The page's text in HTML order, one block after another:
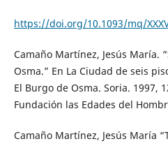
https://doi.org/10.1093/mq/
Camaño Martínez, Jesús María.
Osma.” En La Ciudad de seis
El Burgo de Osma. Soria. 1997,
Fundación las Edades del
Camaño Martínez, Jesús María